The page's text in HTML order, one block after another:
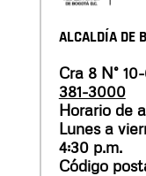
ALCALDÍA DE
Cra 8 N°
381-3000
Horario de
Lunes a
4:30 p.m.
Código